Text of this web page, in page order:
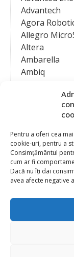
Pentru a oferi cea
cookie-uri, pentru a
Consimțământul
cum ar fi
Dacă nu îți dai
avea afecte negative
Advantech
Agora
Allegro
Altera
Ambarella
Ambiq
Analog
Anritsu
Ansys
APS
Arduino
Arm
Asentics
ATEN
Abonament la